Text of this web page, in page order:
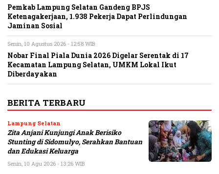
Pemkab Lampung Selatan Gandeng BPJS
Ketenagakerjaan, 1.938 Pekerja Dapat Perlindungan
Jaminan Sosial
Senin, 10 Agustus 2026 - 12:58 WIB
Nobar Final Piala Dunia 2026 Digelar Serentak di 17
Kecamatan Lampung Selatan, UMKM Lokal Ikut
Diberdayakan
BERITA TERBARU
Lampung Selatan
Zita Anjani Kunjungi Anak Berisiko
Stunting di Sidomulyo, Serahkan Bantuan
dan Edukasi Keluarga
Senin, 10 Agu 2026 - 13:26 WIB